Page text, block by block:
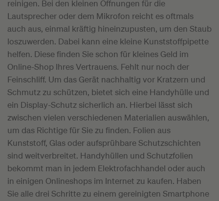
reinigen. Bei den kleinen Öffnungen für die
Lautsprecher oder dem Mikrofon reicht es oftmals
auch aus, einmal kräftig hineinzupusten, um den Staub
loszuwerden. Dabei kann eine kleine Kunststoffpipette
helfen. Diese finden Sie schon für kleines Geld im
Online-Shop Ihres Vertrauens. Fehlt nur noch der
Feinschliff. Um das Gerät nachhaltig vor Kratzern und
Schmutz zu schützen, bietet sich eine Handyhülle und
ein Display-Schutz sicherlich an. Hierbei lässt sich
zwischen vielen verschiedenen Materialien auswählen,
um das Richtige für Sie zu finden. Folien aus
Kunststoff, Glas oder aufsprühbare Schutzschichten
sind weitverbreitet. Handyhüllen und Schutzfolien
bekommt man in jedem Elektrofachhandel oder auch
in einigen Onlineshops im Internet zu kaufen. Haben
Sie alle drei Schritte zu einem gereinigten Smartphone